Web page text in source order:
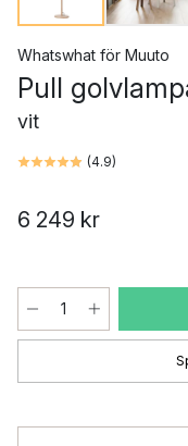
Whatswhat för Muuto
Pull
vit
(4.9)
6 249 kr